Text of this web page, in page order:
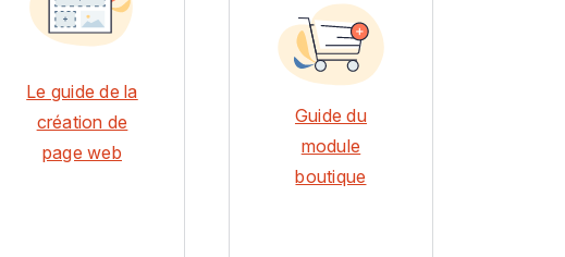
Le guide de la
création de
page web
Guide du
module
boutique